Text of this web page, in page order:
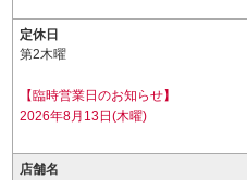
定休日
第2木曜
【臨時営業日のお知らせ】
2026年8月13日(木曜)
店舗名